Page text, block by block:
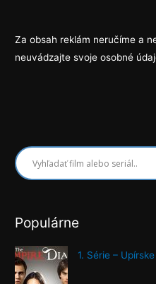
Za obsah reklám neručíme a
neuvádzajte svoje osobné
Populárne
1. Série –